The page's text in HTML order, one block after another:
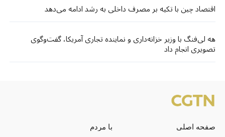
اقتصاد چین با تکیه بر مصرف داخلی به رشد ادامه می‌دهد
هه لی‌فنگ با وزیر خزانه‌داری و نماینده تجاری آمریکا، گفت‌وگوی
تصویری انجام داد
صفحه اصلی
با مردم